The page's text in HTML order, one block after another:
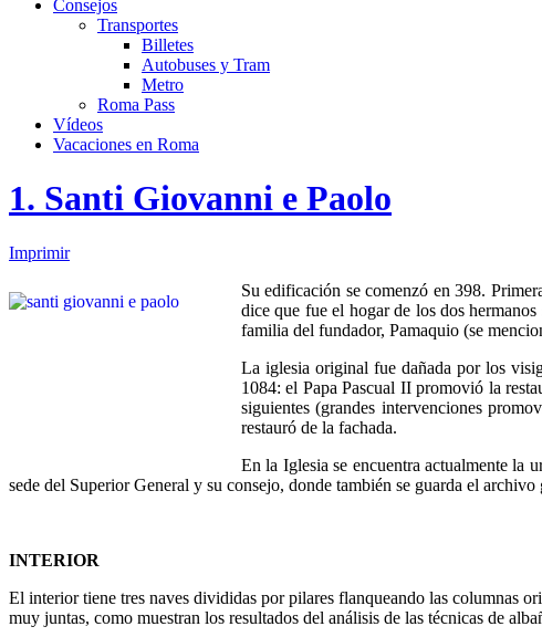
Consejos
Transportes
Billetes
Autobuses y Tram
Metro
Roma Pass
Vídeos
Vacaciones en Roma
1. Santi Giovanni e Paolo
Imprimir
Su edificación se comenzó en 398.
dice que fue el hogar de los dos
familia del fundador, Pamaquio (se
La iglesia original fue dañada por los
1084: el Papa Pascual II promovió la
siguientes (grandes intervenciones
restauró de la fachada.
En la Iglesia se encuentra actualmente la
sede del Superior General y su consejo, donde también se guarda el
INTERIOR
El interior tiene tres naves divididas por pilares flanqueando las columnas
muy juntas, como muestran los resultados del análisis de las técnicas de